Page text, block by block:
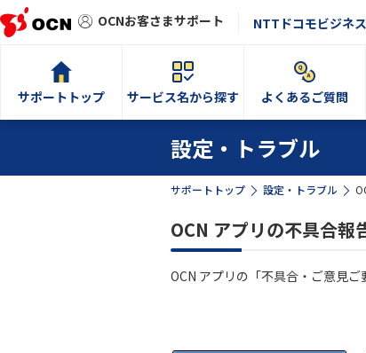
OCNお客さまサポート NTTドコモビジネ
サポートトップ サービス名から探す よくあるご質問
設定・トラブル
サポートトップ 設定・トラブル
OCN アプリの不具合報
OCN アプリの「不具合・ご意見